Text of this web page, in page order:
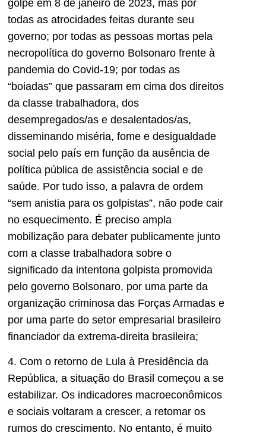
golpe em 8 de janeiro de 2023, mas por
todas as atrocidades feitas durante seu
governo; por todas as pessoas mortas pela
necropolítica do governo Bolsonaro frente à
pandemia do Covid-19; por todas as
“boiadas” que passaram em cima dos direitos
da classe trabalhadora, dos
desempregados/as e desalentados/as,
disseminando miséria, fome e desigualdade
social pelo país em função da ausência de
política pública de assistência social e de
saúde. Por tudo isso, a palavra de ordem
“sem anistia para os golpistas”, não pode cair
no esquecimento. É preciso ampla
mobilização para debater publicamente junto
com a classe trabalhadora sobre o
significado da intentona golpista promovida
pelo governo Bolsonaro, por uma parte da
organização criminosa das Forças Armadas e
por uma parte do setor empresarial brasileiro
financiador da extrema-direita brasileira;
4. Com o retorno de Lula à Presidência da
República, a situação do Brasil começou a se
estabilizar. Os indicadores macroeconômicos
e sociais voltaram a crescer, a retomar os
rumos do crescimento. No entanto, é muito